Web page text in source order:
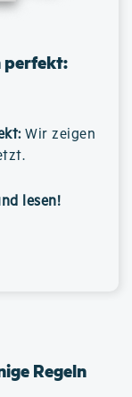
perfekt:
: Wir zeigen
lesen!
Regeln